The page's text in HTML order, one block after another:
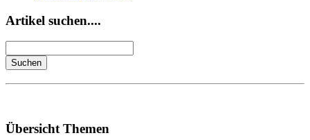
Artikel suchen....
Übersicht Themen